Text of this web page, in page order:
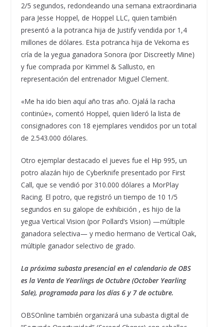
2/5 segundos, redondeando una semana extraordinaria
para Jesse Hoppel, de Hoppel LLC, quien también
presentó a la potranca hija de Justify vendida por 1,4
millones de dólares. Esta potranca hija de Vekoma es
cría de la yegua ganadora Sonora (por Discreetly Mine)
y fue comprada por Kimmel & Sallusto, en
representación del entrenador Miguel Clement.
«Me ha ido bien aquí año tras año. Ojalá la racha
continúe», comentó Hoppel, quien lideró la lista de
consignadores con 18 ejemplares vendidos por un total
de 2.543.000 dólares.
Otro ejemplar destacado el jueves fue el Hip 995, un
potro alazán hijo de Cyberknife presentado por First
Call, que se vendió por 310.000 dólares a MorPlay
Racing. El potro, que registró un tiempo de 10 1/5
segundos en su galope de exhibición , es hijo de la
yegua Vertical Vision (por Pollard’s Vision) —múltiple
ganadora selectiva— y medio hermano de Vertical Oak,
múltiple ganador selectivo de grado.
La próxima subasta presencial en el calendario de OBS
es la Venta de Yearlings de Octubre (October Yearling
Sale), programada para los días 6 y 7 de octubre.
OBSOnline también organizará una subasta digital de